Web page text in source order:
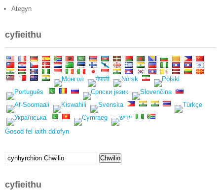
Ategyn
cyfieithu
Gosod fel iaith ddiofyn
Chwilio
Chwilio
cyfieithu